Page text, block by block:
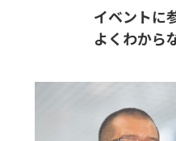
イベントに
よくわから